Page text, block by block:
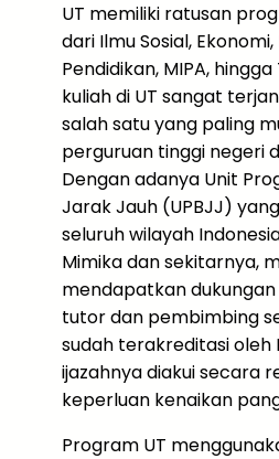
UT memiliki ratusan
dari Ilmu Sosial, Ekonomi,
Pendidikan, MIPA,
kuliah di UT sangat
salah satu yang paling
perguruan tinggi negeri
Dengan adanya Unit
Jarak Jauh (UPBJJ)
seluruh wilayah
Mimika dan sekitarnya,
mendapatkan
tutor dan pembimbing
sudah terakreditasi oleh
ijazahnya diakui secara
keperluan kenaikan
Program UT